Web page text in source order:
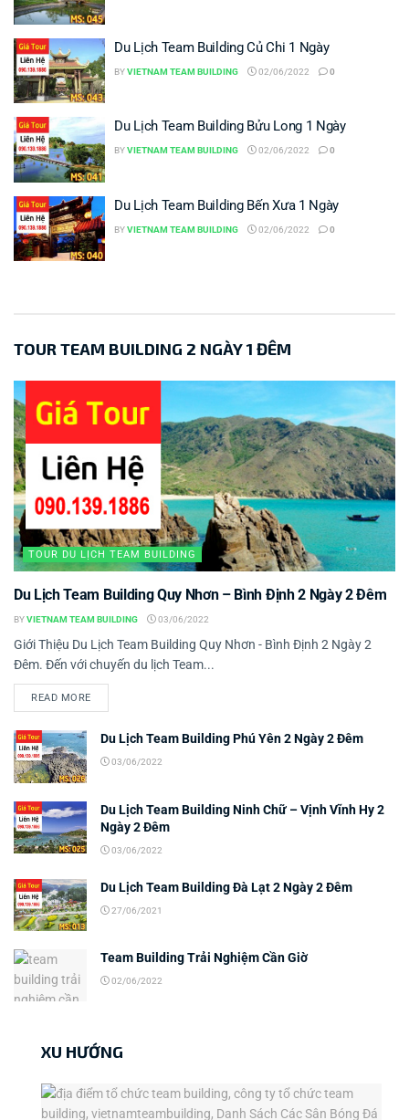
Du Lịch Team Building Củ Chi 1 Ngày
BYVIETNAM TEAM BUILDING 02/06/2022 0
Du Lịch Team Building Bửu Long 1 Ngày
BYVIETNAM TEAM BUILDING 02/06/2022 0
Du Lịch Team Building Bến Xưa 1 Ngày
BYVIETNAM TEAM BUILDING 02/06/2022 0
TOUR TEAM BUILDING 2 NGÀY 1 ĐÊM
TOUR DU LỊCH TEAM BUILDING
Du Lịch Team Building Quy Nhơn – Bình Định 2 Ngày 2 Đêm
BYVIETNAM TEAM BUILDING 03/06/2022
Giới Thiệu Du Lịch Team Building Quy Nhơn - Bình Định 2 Ngày 2
Đêm. Đến với chuyến du lịch Team...
READ MORE
Du Lịch Team Building Phú Yên 2 Ngày 2 Đêm
03/06/2022
Du Lịch Team Building Ninh Chữ – Vịnh Vĩnh Hy 2
Ngày 2 Đêm
03/06/2022
Du Lịch Team Building Đà Lạt 2 Ngày 2 Đêm
27/06/2021
Team Building Trải Nghiệm Cần Giờ
02/06/2022
XU HƯỚNG